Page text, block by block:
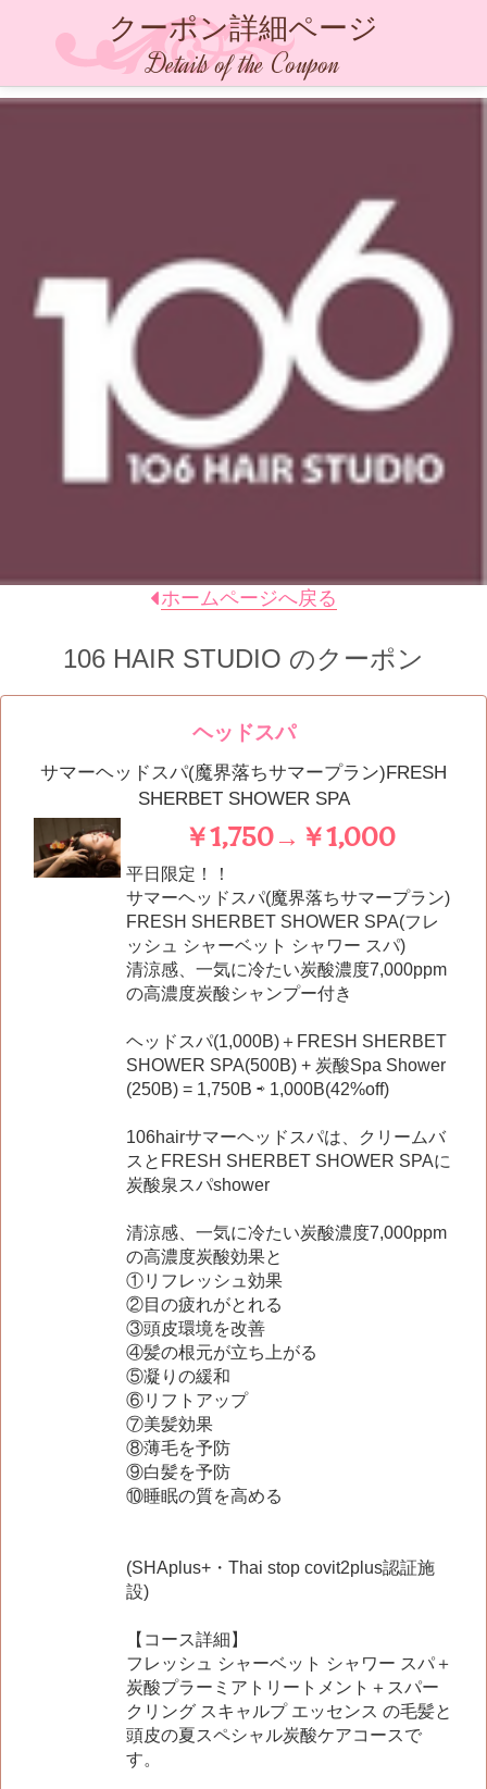
クーポン詳細ページ
Details of the Coupon
ホームページへ戻る
106 HAIR STUDIO のクーポン
ヘッドスパ
サマーヘッドスパ(魔界落ちサマープラン)FRESH
SHERBET SHOWER SPA
￥1,750→￥1,000
平日限定！！
サマーヘッドスパ(魔界落ちサマープラン)
FRESH SHERBET SHOWER SPA(フレ
ッシュ シャーベット シャワー スパ)
清涼感、一気に冷たい炭酸濃度7,000ppm
の高濃度炭酸シャンプー付き
ヘッドスパ(1,000B)＋FRESH SHERBET
SHOWER SPA(500B) + 炭酸Spa Shower
(250B) = 1,750B ⇨ 1,000B(42%off)
106hairサマーヘッドスパは、クリームバ
スとFRESH SHERBET SHOWER SPAに
炭酸泉スパshower
清涼感、一気に冷たい炭酸濃度7,000ppm
の高濃度炭酸効果と
①リフレッシュ効果
②目の疲れがとれる
③頭皮環境を改善
④髪の根元が立ち上がる
⑤凝りの緩和
⑥リフトアップ
⑦美髪効果
⑧薄毛を予防
⑨白髪を予防
⑩睡眠の質を高める
(SHAplus+・Thai stop covit2plus認証施
設)
【コース詳細】
フレッシュ シャーベット シャワー スパ＋
炭酸プラーミアトリートメント＋スパー
クリング スキャルプ エッセンス の毛髪と
頭皮の夏スペシャル炭酸ケアコースで
す。